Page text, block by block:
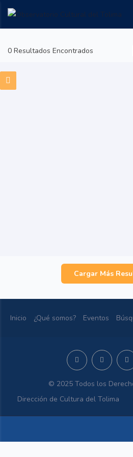
0 Resultados Encontrados
Cargar Más
Inicio ¿Qué somos? Eventos
© 2025 Todos los
Dirección de Cultura del Tolima